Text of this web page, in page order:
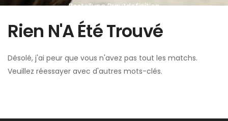
Bestellung Brautdefinition
Rien N'A Été Trouvé
Désolé, j'ai peur que vous n'avez pas tout les matchs.
Veuillez réessayer avec d'autres mots-clés.